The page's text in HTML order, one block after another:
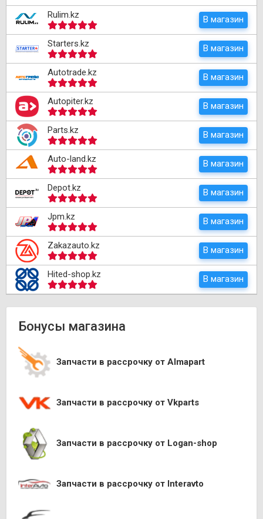
Rulim.kz В магазин
Starters.kz В магазин
Autotrade.kz В магазин
Autopiter.kz В магазин
Parts.kz В магазин
Auto-land.kz В магазин
Depot.kz В магазин
Jpm.kz В магазин
Zakazauto.kz В магазин
Hited-shop.kz В магазин
Бонусы магазина
Запчасти в рассрочку от Almapart
Запчасти в рассрочку от Vkparts
Запчасти в рассрочку от Logan-shop
Запчасти в рассрочку от Interavto